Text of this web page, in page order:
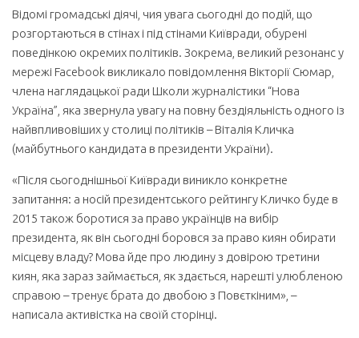
Відомі громадські діячі, чия увага сьогодні до подій, що
розгортаються в стінах і під стінами Київради, обурені
поведінкою окремих політиків. Зокрема, великий резонанс у
мережі Facebook викликало повідомлення Вікторії Сюмар,
члена наглядацької ради Школи журналістики “Нова
Україна”, яка звернула увагу на повну бездіяльність одного із
найвпливовіших у столиці політиків – Віталія Кличка
(майбутнього кандидата в президенти України).
«Після сьогоднішньої Київради виникло конкретне
запитання: а носій президентського рейтингу Кличко буде в
2015 також боротися за право українців на вибір
президента, як він сьогодні боровся за право киян обирати
місцеву владу? Мова йде про людину з довірою третини
киян, яка зараз займається, як здається, нарешті улюбленою
справою – тренує брата до двобою з Повєткіним» , –
написала активістка на своїй сторінці.